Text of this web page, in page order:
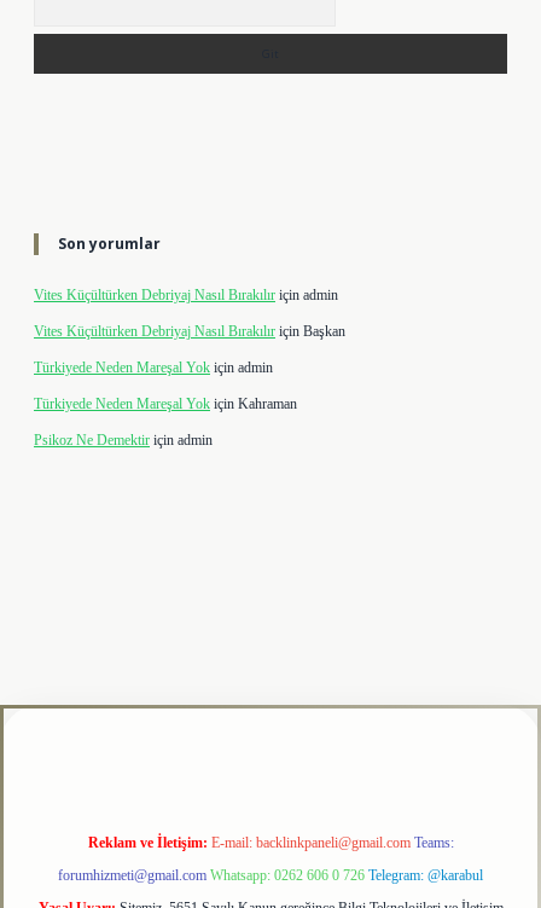
Son yorumlar
Vites Küçültürken Debriyaj Nasıl Bırakılır için admin
Vites Küçültürken Debriyaj Nasıl Bırakılır için Başkan
Türkiyede Neden Mareşal Yok için admin
Türkiyede Neden Mareşal Yok için Kahraman
Psikoz Ne Demektir için admin
tulipbet
Reklam ve İletişim: E-mail: backlinkpaneli@gmail.com Teams:
forumhizmeti@gmail.com Whatsapp: 0262 606 0 726 Telegram: @karabul